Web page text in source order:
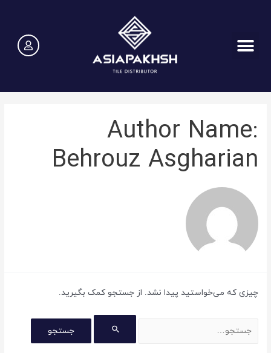
Author Name:
Behrouz Asgharian
چیزی که می‌خواستید پیدا نشد. از جستجو کمک بگیرید.